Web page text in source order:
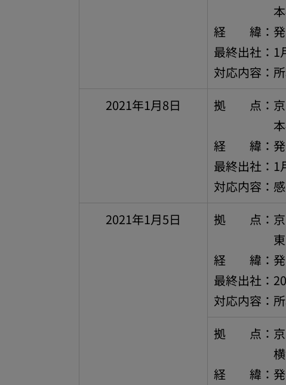
本社（
経 緯：発熱
最終出社：1
対応内容：
2021年1月8日
拠 点：京セ
本社（
経 緯：発熱
最終出社：1
対応内容：
2021年1月5日
拠 点：京セ
東大阪事
経 緯：発熱
最終出社：
対応内容：
拠 点：京セ
横浜事
経 緯：発熱